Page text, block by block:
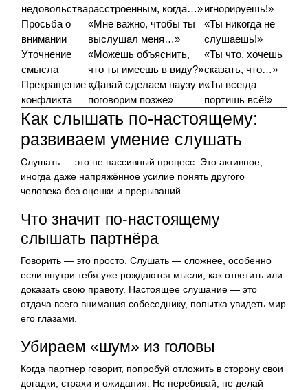
недовольстварасстроенным, когда…»игнорируешь!»
Просьба о
внимании
«Мне важно, чтобы ты
выслушал меня…»
«Ты никогда не
слушаешь!»
Уточнение
смысла
«Можешь объяснить,
что ты имеешь в виду?»
«Ты что, хочешь
сказать, что…»
Прекращение
конфликта
«Давай сделаем паузу и
поговорим позже»
«Ты всегда
портишь всё!»
Как слышать по-настоящему:
развиваем умение слушать
Слушать — это не пассивный процесс. Это активное,
иногда даже напряжённое усилие понять другого
человека без оценки и прерываний.
Что значит по-настоящему
слышать партнёра
Говорить — это просто. Слушать — сложнее, особенно
если внутри тебя уже рождаются мысли, как ответить или
доказать свою правоту. Настоящее слушание — это
отдача всего внимания собеседнику, попытка увидеть мир
его глазами.
Убираем «шум» из головы
Когда партнер говорит, попробуй отложить в сторону свои
догадки, страхи и ожидания. Не перебивай, не делай